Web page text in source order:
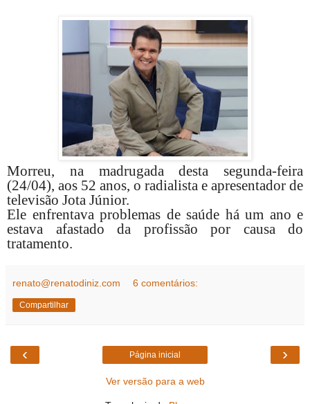
Morreu, na madrugada desta segunda-feira
(24/04), aos 52 anos, o radialista e apresentador de
televisão Jota Júnior.
Ele enfrentava problemas de saúde há um ano e
estava afastado da profissão por causa do
tratamento.
renato@renatodiniz.com 6 comentários:
Compartilhar
‹ ›
Página inicial
Ver versão para a web